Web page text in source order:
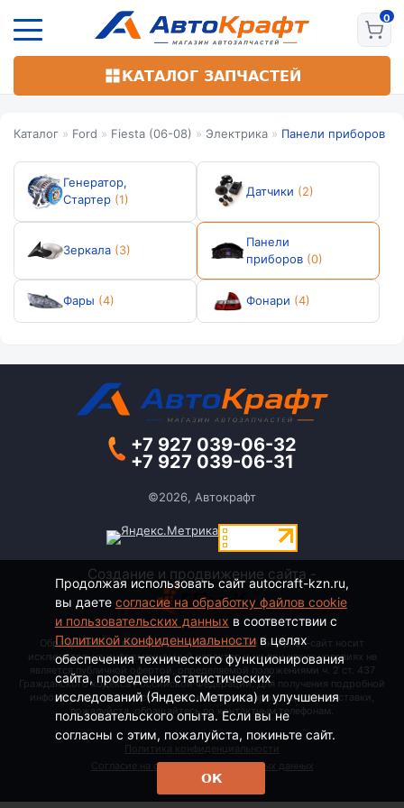
основному
КАТАЛОГ ЗАПЧАСТЕЙ
Каталог » Ford » Fiesta (06-08) » Электрика » Панели приборов
Генератор,
Стартер (1)
Датчики (2)
Зеркала (3)
Панели
приборов (0)
Фары (4) Фонари (4)
+7 927 039-06-32
+7 927 039-06-31
©2026, Автокрафт
Создание и продвижение сайта -
Обращаем Ваше внимание на то, что данный интернет-сайт носит
исключительно информационный характер и ни при каких условиях не
является публичной офертой, определяемой положениями ч. 2 ст. 437
Гражданского кодекса Российской Федерации. Для получения подробной
информации о стоимости, наименовании товаров и сроках доставки,
пожалуйста, обращайтесь по контактным телефонам.
Политика конфиденциальности
Согласие на обработку персональных данных
Продолжая использовать сайт autocraft-kzn.ru,
вы даете согласие на обработку файлов cookie
и пользовательских данных в соответствии с
Политикой конфиденциальностив целях
обеспечения технического функционирования
сайта, проведения статистических
исследований (Яндекс.Метрика) и улучшения
пользовательского опыта. Если вы не
согласны с этим, пожалуйста, покиньте сайт.
ОК